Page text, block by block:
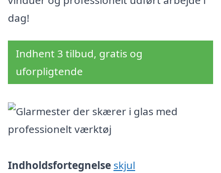
dag!
Indhent 3 tilbud, gratis og
uforpligtende
Indholdsfortegnelse skjul